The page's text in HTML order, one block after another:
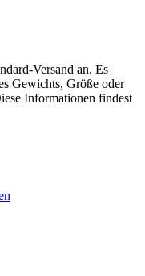
Versand an. Es
Gewichts, Größe oder
Informationen findest